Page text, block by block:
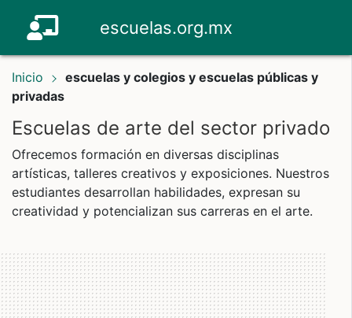
escuelas.org.mx
Inicio
escuelas y colegios y escuelas públicas y
privadas
Escuelas de arte del sector privado
Ofrecemos formación en diversas disciplinas
artísticas, talleres creativos y exposiciones. Nuestros
estudiantes desarrollan habilidades, expresan su
creatividad y potencializan sus carreras en el arte.